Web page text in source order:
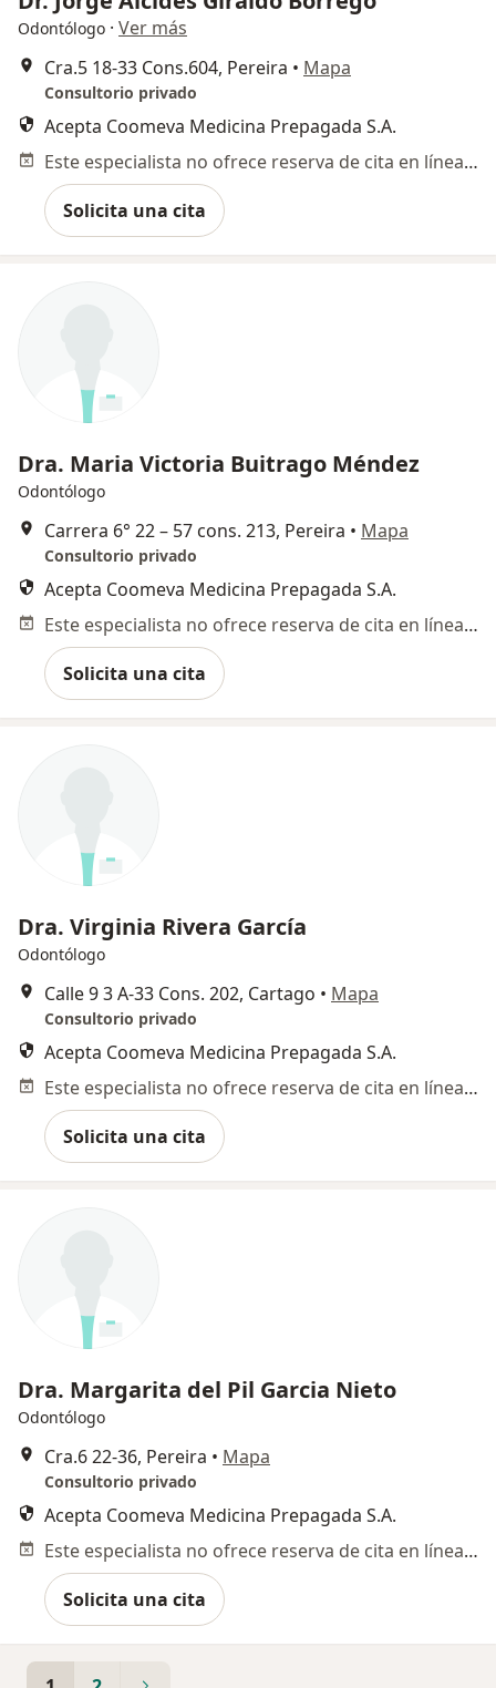
Odontólogo · Ver más
Cra.5 18-33 Cons.604, Pereira • Mapa
Consultorio privado
Acepta Coomeva Medicina Prepagada S.A.
Este especialista no ofrece reserva de cita en línea en esta dirección.
Solicita una cita
Dra. Maria Victoria Buitrago Méndez
Odontólogo
Carrera 6° 22 – 57 cons. 213, Pereira • Mapa
Consultorio privado
Acepta Coomeva Medicina Prepagada S.A.
Este especialista no ofrece reserva de cita en línea en esta dirección.
Solicita una cita
Dra. Virginia Rivera García
Odontólogo
Calle 9 3 A-33 Cons. 202, Cartago • Mapa
Consultorio privado
Acepta Coomeva Medicina Prepagada S.A.
Este especialista no ofrece reserva de cita en línea en esta dirección.
Solicita una cita
Dra. Margarita del Pil Garcia Nieto
Odontólogo
Cra.6 22-36, Pereira • Mapa
Consultorio privado
Acepta Coomeva Medicina Prepagada S.A.
Este especialista no ofrece reserva de cita en línea en esta dirección.
Solicita una cita